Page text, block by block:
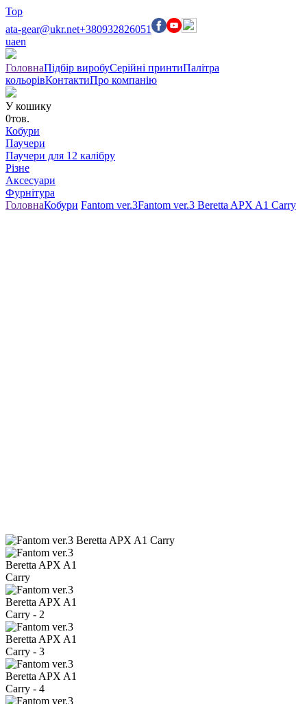
Top
ata-gear@ukr.net+380932826051
uaen
ГоловнаПідбір виробуСерійні принтиПалітра
кольорівКонтактиПро компанію
У кошику
0тов.
Кобури
Паучери
Паучери для 12 калібру
Різне
Аксесуари
Фурнітура
ГоловнаКобури Fantom ver.3Fantom ver.3 Beretta APX A1 Carry